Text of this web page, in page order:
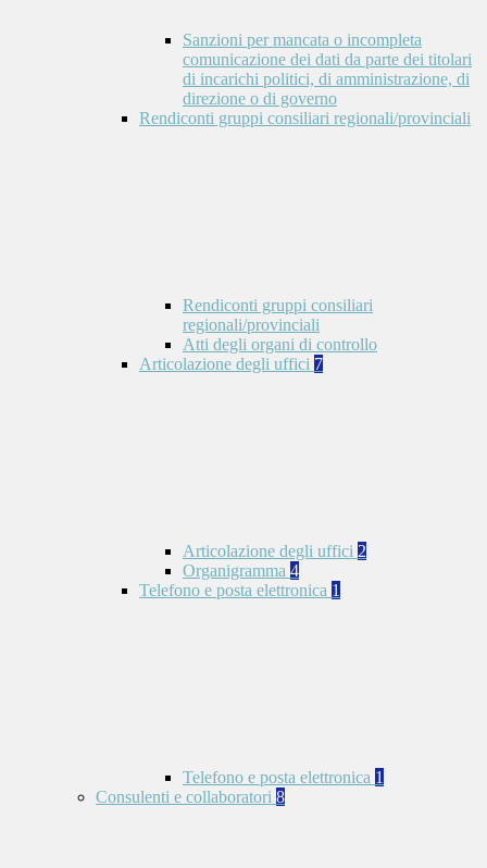
Sanzioni per mancata o incompleta
comunicazione dei dati da parte dei titolari
di incarichi politici, di amministrazione, di
direzione o di governo
Rendiconti gruppi consiliari regionali/provinciali
Rendiconti gruppi consiliari
regionali/provinciali
Atti degli organi di controllo
Articolazione degli uffici 7
Articolazione degli uffici 2
Organigramma 4
Telefono e posta elettronica 1
Telefono e posta elettronica 1
Consulenti e collaboratori 8